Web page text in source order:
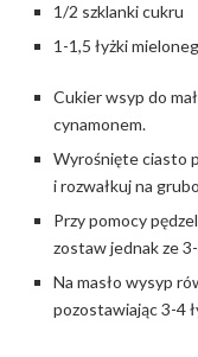
1/2 szklanki cukru
1-1,5 łyżki
Cukier wsyp do
cynamonem.
Wyrośnięte ciasto
i rozwałkuj na
Przy pomocy
zostaw jednak ze
Na masło wysyp
pozostawiając 3-4